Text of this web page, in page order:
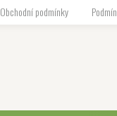
Obchodní podmínky